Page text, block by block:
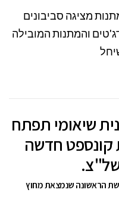
מציגה סביבונים
והמתנות המובילה
שיאומי תפתח
קונספט חדשה
הראשונה שנמצאת מחוץ